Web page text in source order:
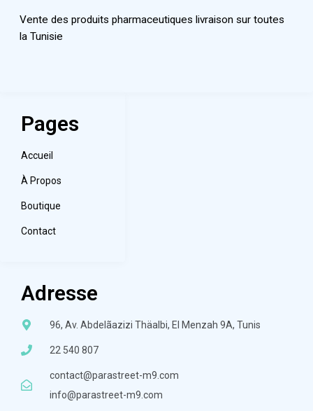
Vente des produits pharmaceutiques livraison sur toutes
la Tunisie
Pages
Accueil
À Propos
Boutique
Contact
Adresse
96, Av. Abdelãazizi Thäalbi, El Menzah 9A, Tunis
22 540 807
contact@parastreet-m9.com
info@parastreet-m9.com